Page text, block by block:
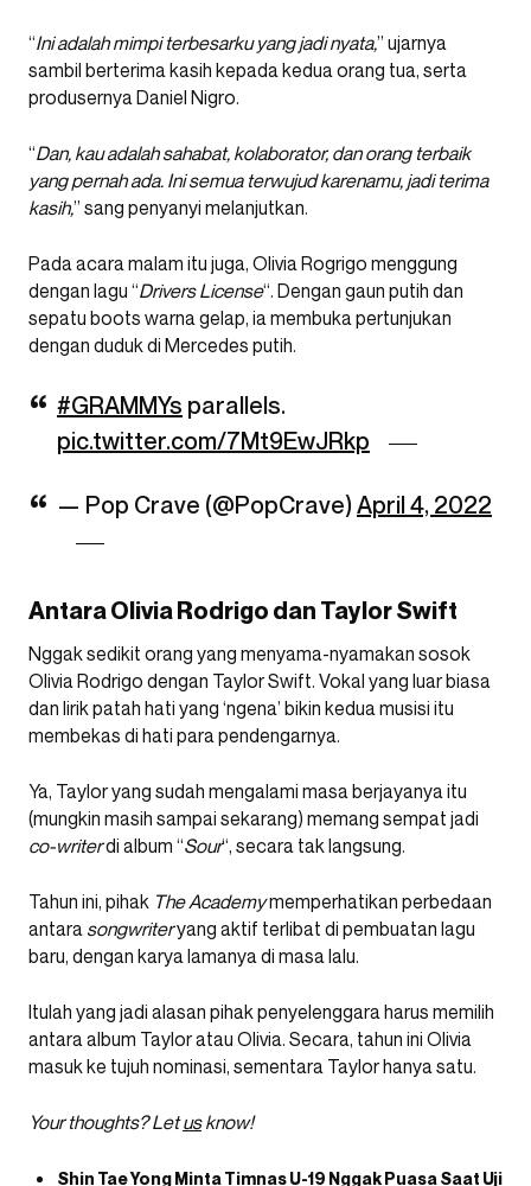
“Ini adalah mimpi terbesarku yang jadi nyata,” ujarnya
sambil berterima kasih kepada kedua orang tua, serta
produsernya Daniel Nigro.
“Dan, kau adalah sahabat, kolaborator, dan orang terbaik
yang pernah ada. Ini semua terwujud karenamu, jadi terima
kasih,” sang penyanyi melanjutkan.
Pada acara malam itu juga, Olivia Rogrigo menggung
dengan lagu “Drivers License“. Dengan gaun putih dan
sepatu boots warna gelap, ia membuka pertunjukan
dengan duduk di Mercedes putih.
#GRAMMYs parallels.
pic.twitter.com/7Mt9EwJRkp
— Pop Crave (@PopCrave) April 4, 2022
Antara Olivia Rodrigo dan Taylor Swift
Nggak sedikit orang yang menyama-nyamakan sosok
Olivia Rodrigo dengan Taylor Swift. Vokal yang luar biasa
dan lirik patah hati yang ‘ngena’ bikin kedua musisi itu
membekas di hati para pendengarnya.
Ya, Taylor yang sudah mengalami masa berjayanya itu
(mungkin masih sampai sekarang) memang sempat jadi
co-writerdi album “Sour“, secara tak langsung.
Tahun ini, pihak The Academymemperhatikan perbedaan
antara songwriteryang aktif terlibat di pembuatan lagu
baru, dengan karya lamanya di masa lalu.
Itulah yang jadi alasan pihak penyelenggara harus memilih
antara album Taylor atau Olivia. Secara, tahun ini Olivia
masuk ke tujuh nominasi, sementara Taylor hanya satu.
Your thoughts? Letusknow!
Shin Tae Yong Minta Timnas U-19 Nggak Puasa Saat Uji